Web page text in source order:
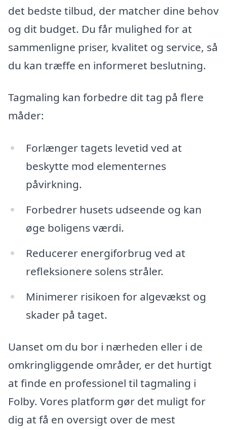
det bedste tilbud, der matcher dine behov
og dit budget. Du får mulighed for at
sammenligne priser, kvalitet og service, så
du kan træffe en informeret beslutning.
Tagmaling kan forbedre dit tag på flere
måder:
Forlænger tagets levetid ved at
beskytte mod elementernes
påvirkning.
Forbedrer husets udseende og kan
øge boligens værdi.
Reducerer energiforbrug ved at
refleksionere solens stråler.
Minimerer risikoen for algevækst og
skader på taget.
Uanset om du bor i nærheden eller i de
omkringliggende områder, er det hurtigt
at finde en professionel til tagmaling i
Folby. Vores platform gør det muligt for
dig at få en oversigt over de mest